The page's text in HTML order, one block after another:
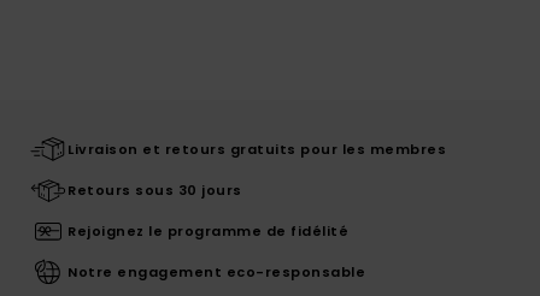
Livraison et retours gratuits pour les membres
Retours sous 30 jours
Rejoignez le programme de fidélité
Notre engagement eco-responsable